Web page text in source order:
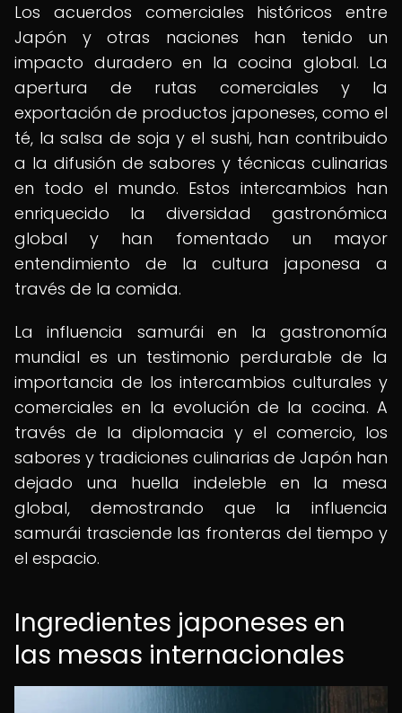
Los acuerdos comerciales históricos entre
Japón y otras naciones han tenido un
impacto duradero en la cocina global. La
apertura de rutas comerciales y la
exportación de productos japoneses, como el
té, la salsa de soja y el sushi, han contribuido
a la difusión de sabores y técnicas culinarias
en todo el mundo. Estos intercambios han
enriquecido la diversidad gastronómica
global y han fomentado un mayor
entendimiento de la cultura japonesa a
través de la comida.
La influencia samurái en la gastronomía
mundial es un testimonio perdurable de la
importancia de los intercambios culturales y
comerciales en la evolución de la cocina. A
través de la diplomacia y el comercio, los
sabores y tradiciones culinarias de Japón han
dejado una huella indeleble en la mesa
global, demostrando que la influencia
samurái trasciende las fronteras del tiempo y
el espacio.
Ingredientes japoneses en
las mesas internacionales